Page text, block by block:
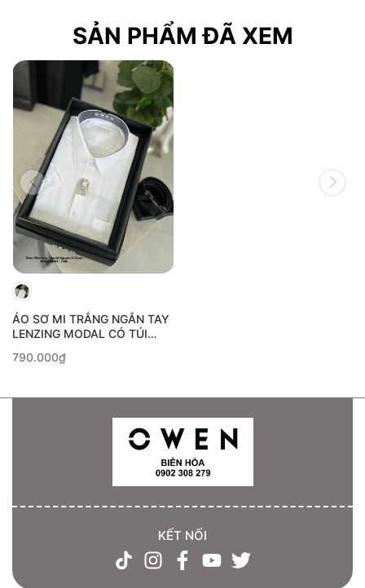
SẢN PHẨM ĐÃ XEM
ÁO SƠ MI TRẮNG NGẮN TAY
LENZING MODAL CÓ TÚI
790.000₫
KẾT NỐI